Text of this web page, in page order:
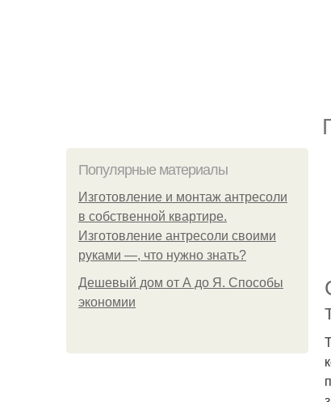
Популярные материалы
Изготовление и монтаж антресоли
в собственной квартире.
Изготовление антресоли своими
руками —, что нужно знать?
Дешевый дом от А до Я. Способы
экономии